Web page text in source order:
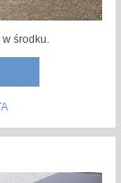
środku.